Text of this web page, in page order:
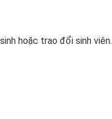
hoặc trao đổi sinh viên.